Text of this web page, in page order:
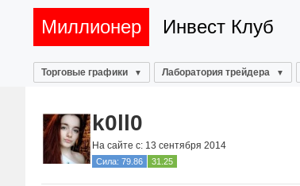
Миллионер Инвест Клуб
Торговые графики Лаборатория трейдера
k0ll0
На сайте с: 13 сентября 2014
Сила: 79.86 31.25